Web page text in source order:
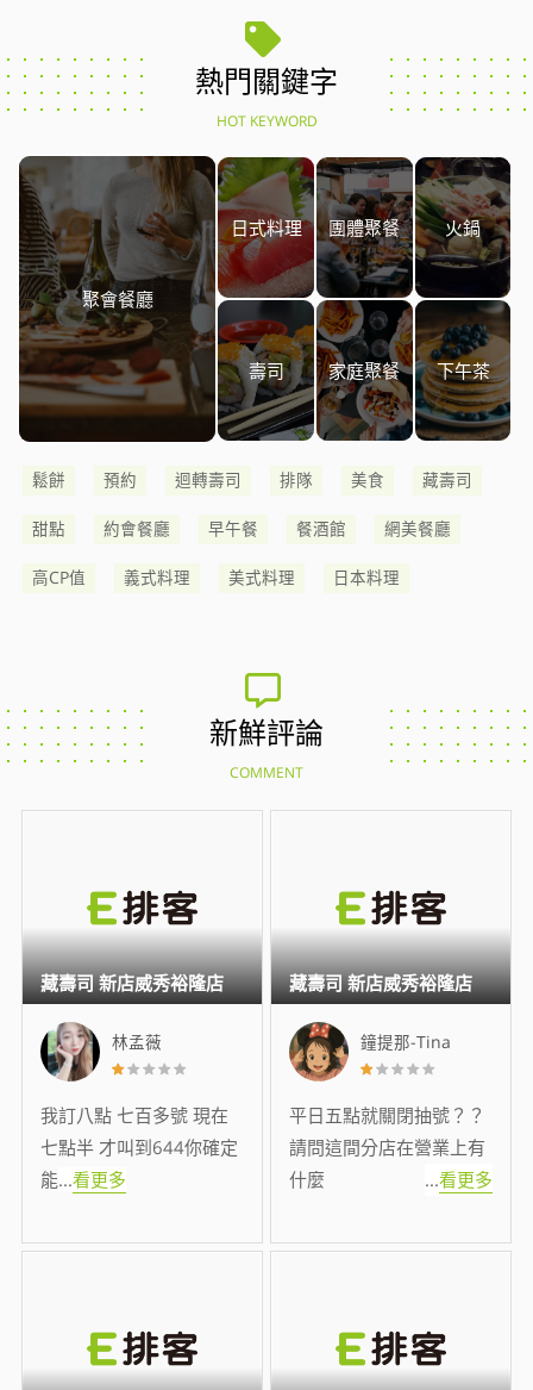
熱門關鍵字
HOT KEYWORD
聚會餐廳
日式料理 團體聚餐 火鍋
壽司 家庭聚餐 下午茶
鬆餅 預約 迴轉壽司 排隊 美食 藏壽司
甜點 約會餐廳 早午餐 餐酒館 網美餐廳
高CP值 義式料理 美式料理 日本料理
新鮮評論
COMMENT
林孟薇
我訂八點 七百多號 現在
七點半 才叫到644你確定
能...看更多
藏壽司 新店威秀裕隆店
鐘提那-Tina
平日五點就關閉抽號？？
請問這間分店在營業上有
什麼
...看更多
藏壽司 新店威秀裕隆店